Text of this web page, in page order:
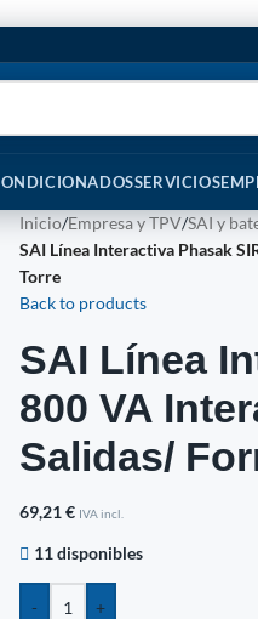
SERVICIOS
Inicio/Empresa y TPV/SAI y
SAI Línea Interactiva Phasak
Torre
Back to products
SAI Línea
800 VA
Salidas/
69,21€ IVA incl.
11 disponibles
- +